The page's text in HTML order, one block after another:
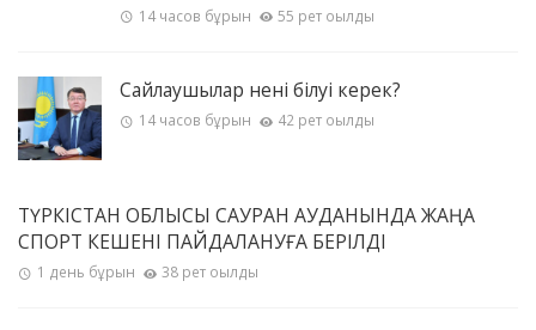
14 часов бұрын 55 рет оқылды
Сайлаушылар нені білуі керек?
14 часов бұрын 42 рет оқылды
ТҮРКІСТАН ОБЛЫСЫ САУРАН АУДАНЫНДА ЖАҢА
СПОРТ КЕШЕНІ ПАЙДАЛАНУҒА БЕРІЛДІ
1 день бұрын 38 рет оқылды